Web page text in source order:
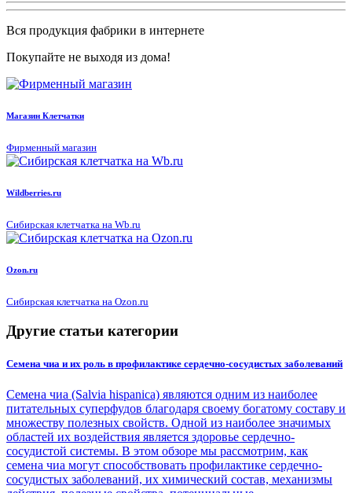
Вся продукция фабрики в интернете
Покупайте не выходя из дома!
Магазин Клетчатки
Фирменный магазин
Wildberries.ru
Сибирская клетчатка на Wb.ru
Ozon.ru
Сибирская клетчатка на Ozon.ru
Другие статьи категории
Семена чиа и их роль в профилактике сердечно-сосудистых заболеваний
Семена чиа (Salvia hispanica) являются одним из наиболее
питательных суперфудов благодаря своему богатому составу и
множеству полезных свойств. Одной из наиболее значимых
областей их воздействия является здоровье сердечно-
сосудистой системы. В этом обзоре мы рассмотрим, как
семена чиа могут способствовать профилактике сердечно-
сосудистых заболеваний, их химический состав, механизмы